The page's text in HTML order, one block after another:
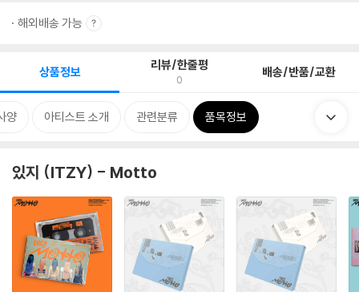
해외배송 가능
상품정보 리뷰/한줄평
0 배송/반품/교환
양 아티스트 소개 관련분류 품목정보
있지 (ITZY) - Motto